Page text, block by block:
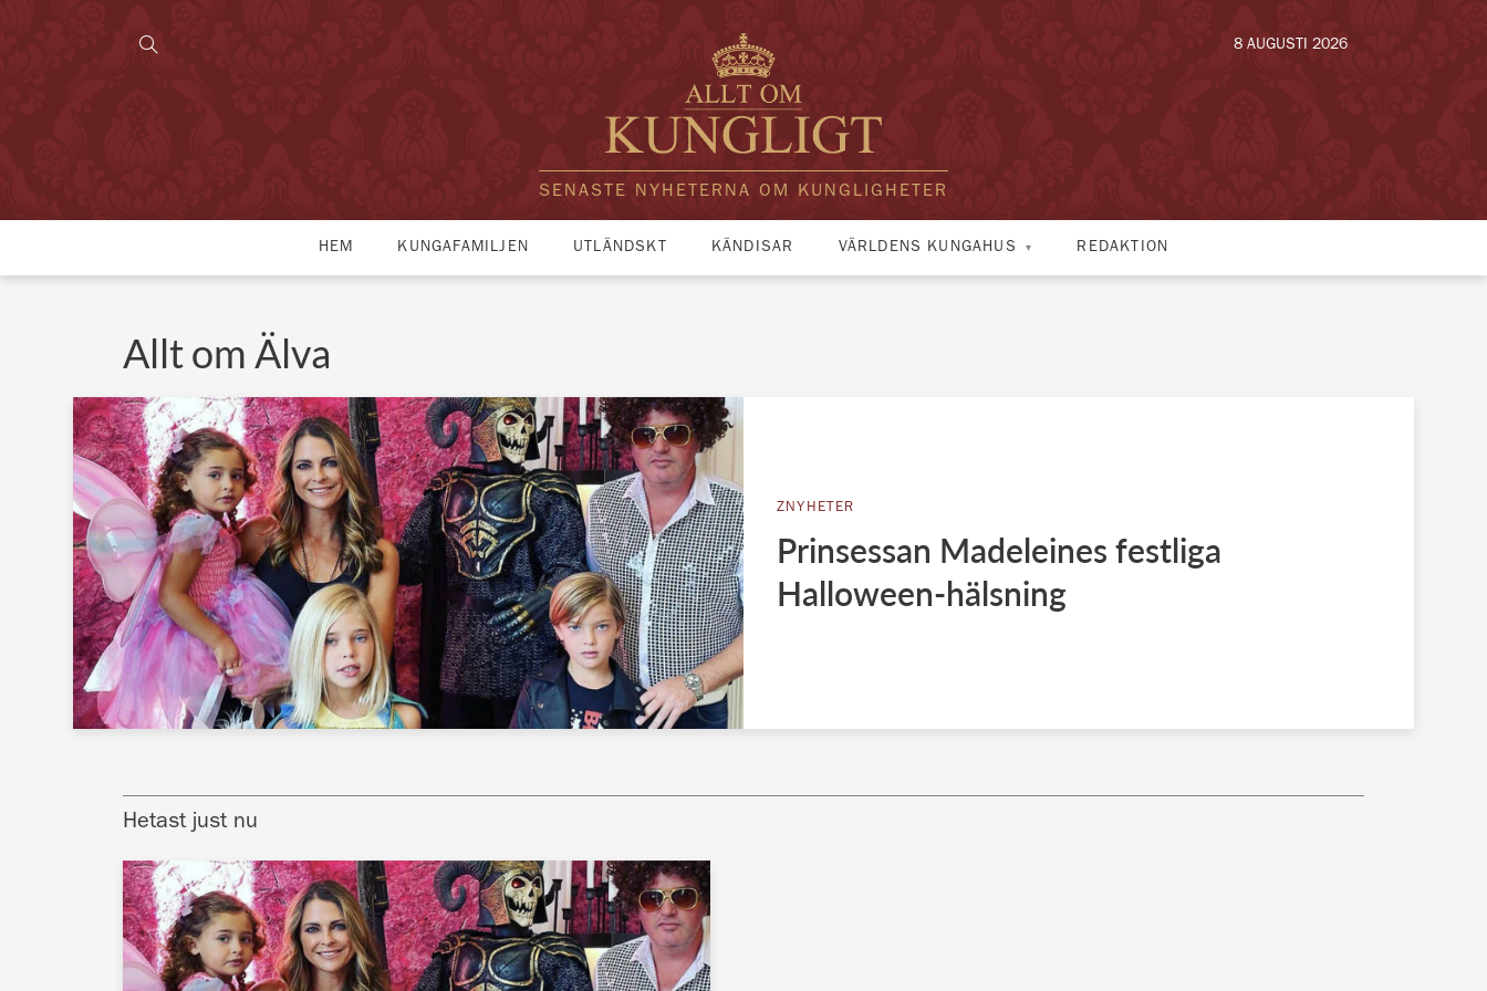
SENASTE NYHETERNA OM KUNGLIGHETER
8 AUGUSTI 2026
HEM KUNGAFAMILJEN UTLÄNDSKT KÄNDISAR VÄRLDENS KUNGAHUS REDAKTION
Allt om Älva
ZNYHETER
Prinsessan Madeleines festliga
Halloween-hälsning
Hetast just nu